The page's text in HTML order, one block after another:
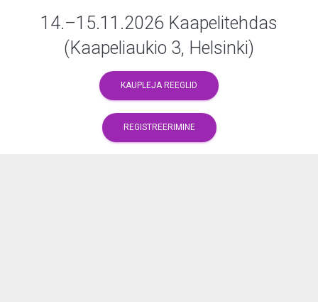
14.–15.11.2026 Kaapelitehdas
(Kaapeliaukio 3, Helsinki)
KAUPLEJA REEGLID
REGISTREERIMINE